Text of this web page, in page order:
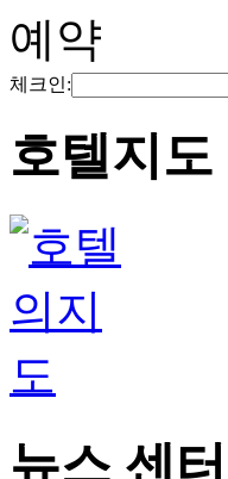
예약
체크인:
호텔지도
뉴스 센터